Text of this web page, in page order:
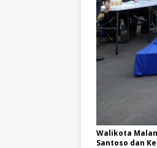
Walikota
Santoso dan